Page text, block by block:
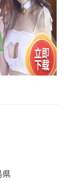
県